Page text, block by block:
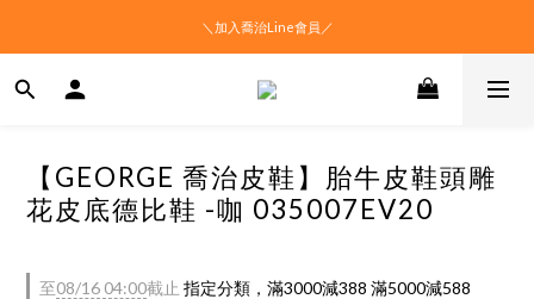
＼加入喬治Line會員／
【GEORGE 喬治皮鞋】胎牛皮鞋頭雕
花皮底德比鞋 -咖 035007EV20
至08/16 04:00截止 指定分類，滿3000減388 滿5000減588